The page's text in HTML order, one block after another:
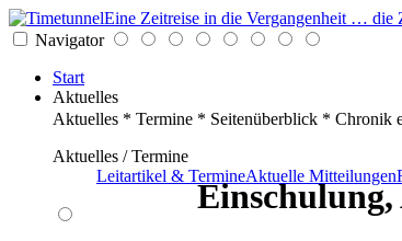
Eine Zeitreise in die Vergangenheit … die
Navigator
Start
Aktuelles
Aktuelles * Termine * Seitenüberblick * Chronik
Aktuelles / Termine
Leitartikel & TermineAktuelle Mitteilungen